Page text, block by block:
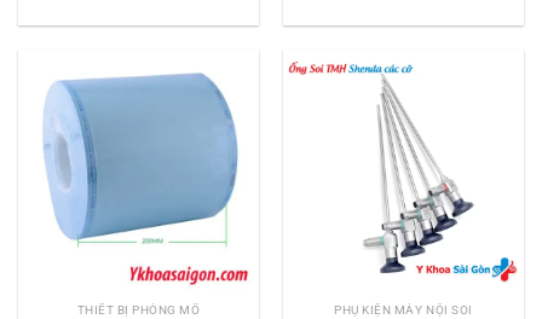
THIẾT BỊ PHÒNG MỔ PHỤ KIỆN MÁY NỘI SOI